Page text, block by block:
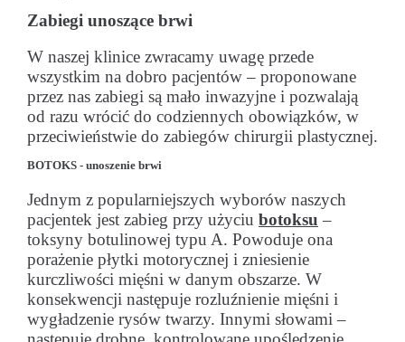
Zabiegi unoszące brwi
W naszej klinice zwracamy uwagę przede
wszystkim na dobro pacjentów – proponowane
przez nas zabiegi są mało inwazyjne i pozwalają
od razu wrócić do codziennych obowiązków, w
przeciwieństwie do zabiegów chirurgii plastycznej.
BOTOKS - unoszenie brwi
Jednym z popularniejszych wyborów naszych
pacjentek jest zabieg przy użyciu botoksu –
toksyny botulinowej typu A. Powoduje ona
porażenie płytki motorycznej i zniesienie
kurczliwości mięśni w danym obszarze. W
konsekwencji następuje rozluźnienie mięśni i
wygładzenie rysów twarzy. Innymi słowami –